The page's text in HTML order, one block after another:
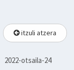
itzuli atzera
2022-otsaila-24